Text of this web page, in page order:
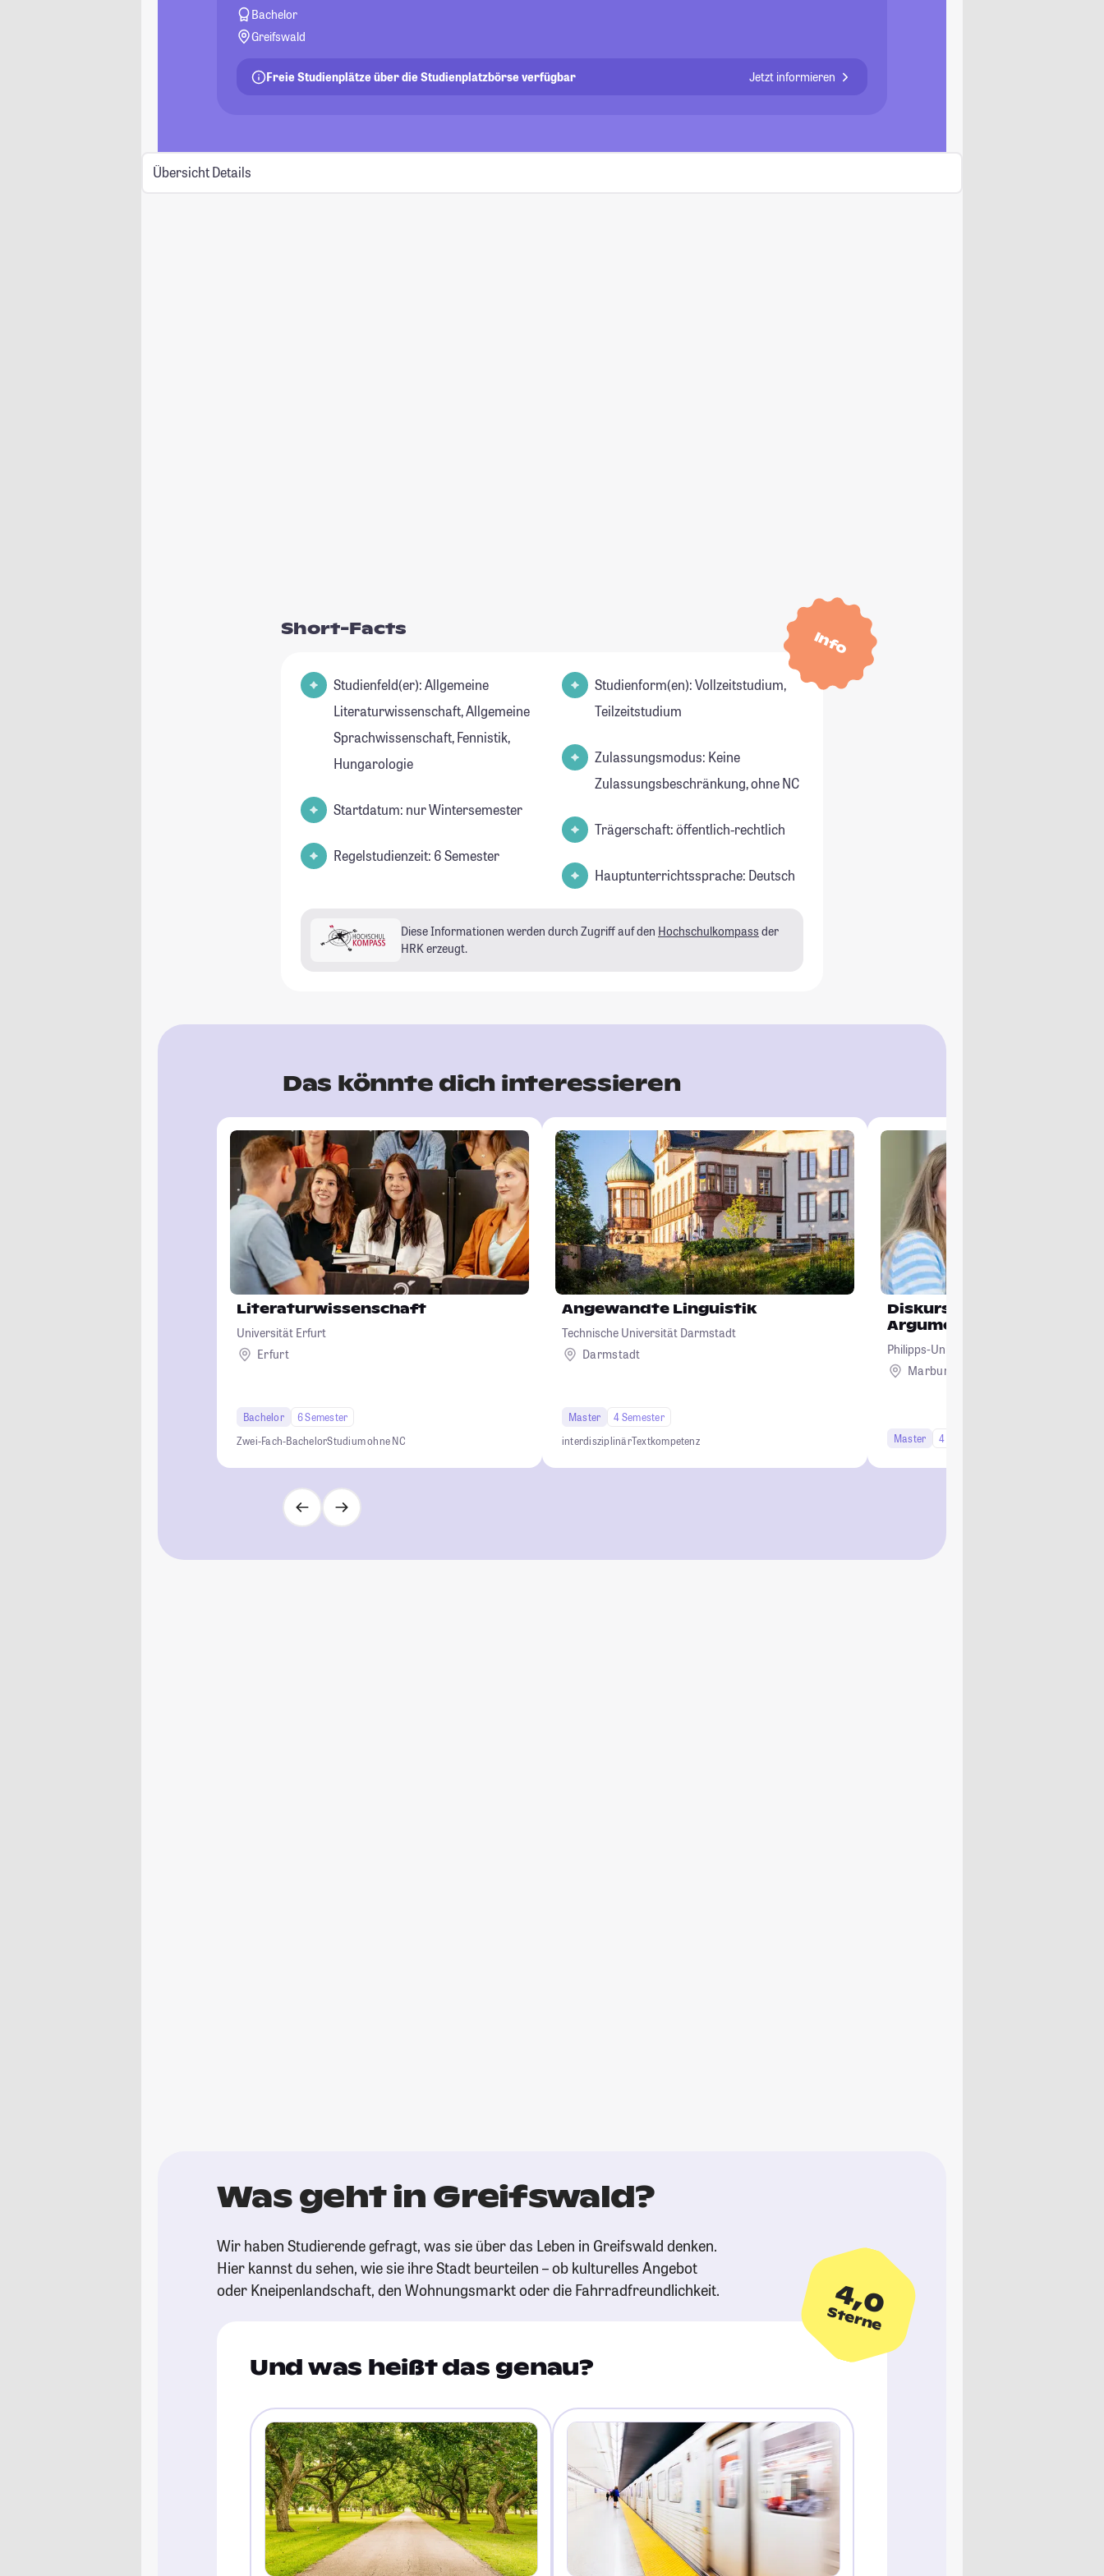
Bachelor
Greifswald
Freie Studienplätze über die Studienplatzbörse verfügbar Jetzt informieren
Übersicht Details
Info
Short-Facts
Studienfeld(er): Allgemeine
Literaturwissenschaft, Allgemeine
Sprachwissenschaft, Fennistik,
Hungarologie
Startdatum: nur Wintersemester
Regelstudienzeit: 6 Semester
Studienform(en): Vollzeitstudium,
Teilzeitstudium
Zulassungsmodus: Keine
Zulassungsbeschränkung, ohne NC
Trägerschaft: öffentlich-rechtlich
Hauptunterrichtssprache: Deutsch
Diese Informationen werden durch Zugriff auf den Hochschulkompass der
HRK erzeugt.
Das könnte dich interessieren
Literaturwissenschaft
Universität Erfurt
Erfurt
Bachelor
6 Semester
Zwei-Fach-BachelorStudium ohne NC
Angewandte Linguistik
Technische Universität Darmstadt
Darmstadt
Master
4 Semester
interdisziplinärTextkompetenz
Diskurs – Rhetorik –
Argumentation
Philipps-Universität Marburg
Marburg
Master 4 Semester
Was geht in Greifswald?
Wir haben Studierende gefragt, was sie über das Leben in Greifswald denken.
Hier kannst du sehen, wie sie ihre Stadt beurteilen – ob kulturelles Angebot
oder Kneipenlandschaft, den Wohnungsmarkt oder die Fahrradfreundlichkeit.
4,0
Sterne
Und was heißt das genau?